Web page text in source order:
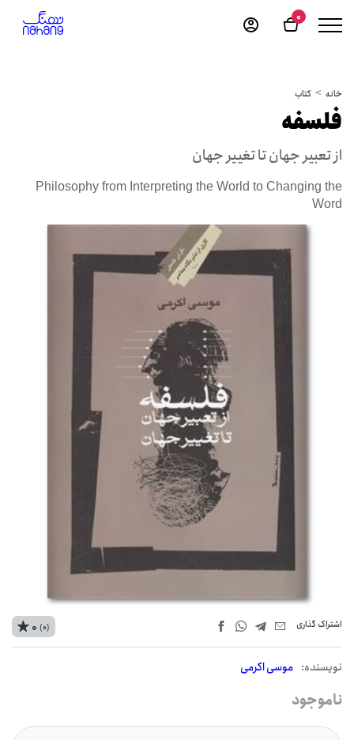
0
خانه کتاب
فلسفه
از تعبیر جهان تا تغییر جهان
Philosophy from Interpreting the World to Changing the
Word
اشتراک‌ گذاری
نويسنده: موسی اکرمی
0 (0)
ناموجود